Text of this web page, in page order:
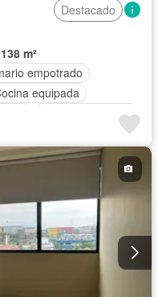
Destacado
138 m²
empotrado
equipada
Cuarto de servicio
Seguridad